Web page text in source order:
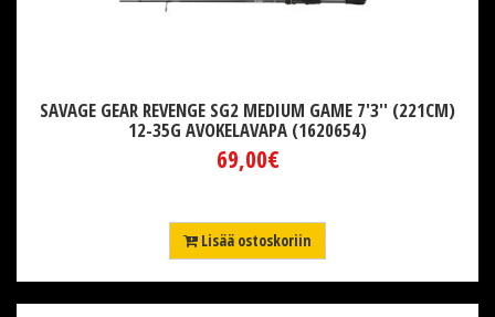
SAVAGE GEAR REVENGE SG2 MEDIUM GAME 7'3'' (221CM)
12-35G AVOKELAVAPA (1620654)
69,00€
Lisää ostoskoriin